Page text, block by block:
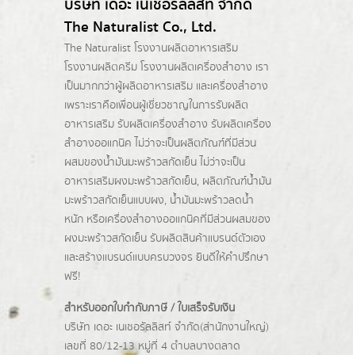
บริษัท เดอะ เนเชอรัลลิสท์ จำกัด
The Naturalist Co., Ltd.
The Naturalist โรงงานผลิตอาหารเสริม
โรงงานผลิตครีมโรงงานผลิตเครื่องสำอาง เรา
เป็นมากกว่าผู้ผลิตอาหารเสริมและเครื่องสำอาง
เพราะเราคือเพื่อนผู้เชี่ยวชาญในการรับผลิต
อาหารเสริม รับผลิตเครื่องสำอาง รับผลิตเครื่อง
สำอางออแกนิค ไม่ว่าจะเป็นผลิตภัณฑ์ที่มีส่วน
ผสมของน้ำมันมะพร้าวสกัดเย็น ไม่ว่าจะเป็น
อาหารเสริมผงมะพร้าวสกัดเย็น, ผลิตภัณฑ์น้ำมัน
มะพร้าวสกัดเย็นแบบผง, น้ำมันมะพร้าวลดน้ำ
หนักหรือเครื่องสำอางออแกนิคที่มีส่วนผสมของ
ผงมะพร้าวสกัดเย็น รับผลิตสินค้าแบรนด์ตัวเอง
และสร้างแบรนด์แบบครบวงจร ยินดีให้คำปรึกษา
ฟรี!
สำหรับออกใบกำกับภาษี / ใบเสร็จรับเงิน
บริษัท เดอะ เนเชอรัลลิสท์ จำกัด(ส่านักงานใหญ่)
เลขที่ 80/12-13 หมู่ที่ 4 ตำบลบางตลาด